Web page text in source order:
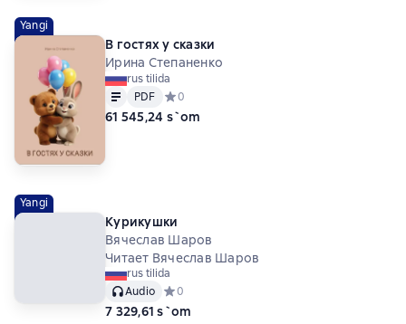
Yangi
В гостях у сказки
Ирина Степаненко
rus tilida
Matn
PDF
PDF Средний рейтинг 0 на основе 0 оценок
0
61 545,24 s`om
Yangi
Курикушки
Вячеслав Шаров
Читает Вячеслав Шаров
rus tilida
Audio
Средний рейтинг 0 на основе 0 оценок
0
7 329,61 s`om